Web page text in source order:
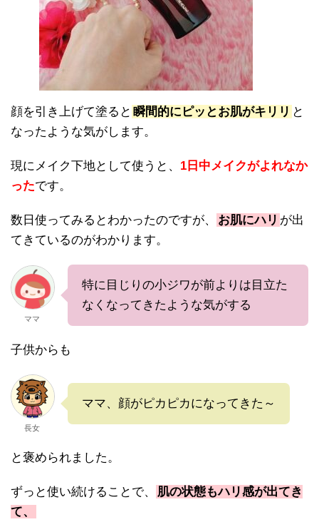
顔を引き上げて塗ると 瞬間的にピッとお肌がキリリ と
なったような気がします。
現にメイク下地として使うと、 1日中メイクがよれなか
ったです。
数日使ってみるとわかったのですが、 お肌にハリ が出
てきているのがわかります。
ママ
特に目じりの小ジワが前よりは目立た
なくなってきたような気がする
子供からも
長女
ママ、顔がピカピカになってきた～
と褒められました。
ずっと使い続けることで、
肌の状態もハリ感が出てき
て、